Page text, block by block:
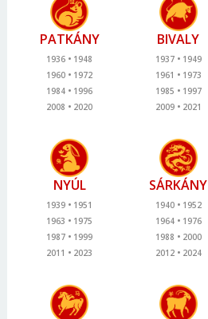
PATKÁNY
1936
1948
1960
1972
1984
1996
2008
2020
BIVALY
1937
1949
1961
1973
1985
1997
2009
2021
NYÚL
1939
1951
1963
1975
1987
1999
2011
2023
SÁRKÁNY
1940
1952
1964
1976
1988
2000
2012
2024